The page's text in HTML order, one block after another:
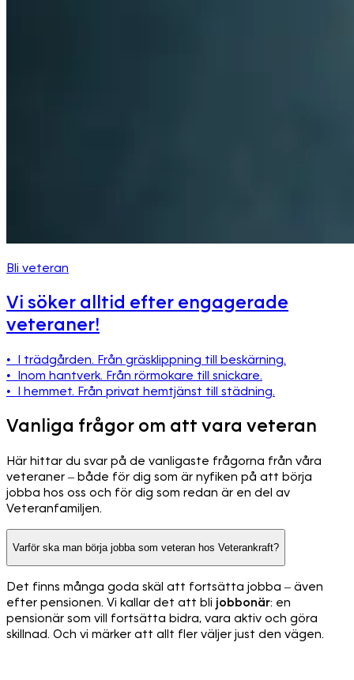
Bli veteran
Vi söker alltid efter engagerade
veteraner!
• I trädgården. Från gräsklippning till beskärning.
• Inom hantverk. Från rörmokare till snickare.
• I hemmet. Från privat hemtjänst till städning.
Vanliga frågor om att vara veteran
Här hittar du svar på de vanligaste frågorna från våra
veteraner – både för dig som är nyfiken på att börja
jobba hos oss och för dig som redan är en del av
Veteranfamiljen.
Varför ska man börja jobba som veteran hos Veterankraft?
Det finns många goda skäl att fortsätta jobba – även
efter pensionen. Vi kallar det att bli jobbonär: en
pensionär som vill fortsätta bidra, vara aktiv och göra
skillnad. Och vi märker att allt fler väljer just den vägen.